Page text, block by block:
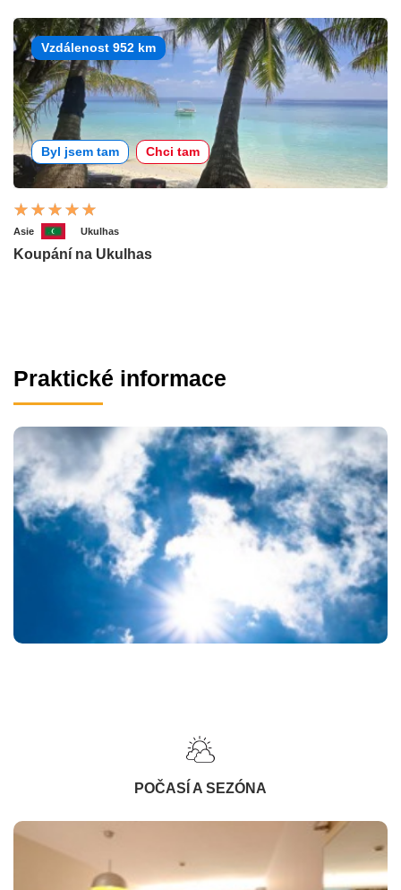
Vzdálenost 952 km
Byl jsem tam Chci tam
Asie Ukulhas
Koupání na Ukulhas
Praktické informace
POČASÍ A SEZÓNA